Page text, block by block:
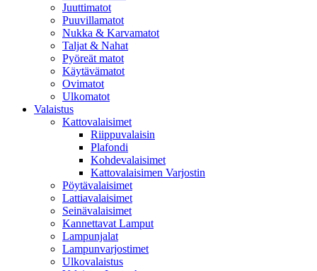
Juuttimatot
Puuvillamatot
Nukka & Karvamatot
Taljat & Nahat
Pyöreät matot
Käytävämatot
Ovimatot
Ulkomatot
Valaistus
Kattovalaisimet
Riippuvalaisin
Plafondi
Kohdevalaisimet
Kattovalaisimen Varjostin
Pöytävalaisimet
Lattiavalaisimet
Seinävalaisimet
Kannettavat Lamput
Lampunjalat
Lampunvarjostimet
Ulkovalaistus